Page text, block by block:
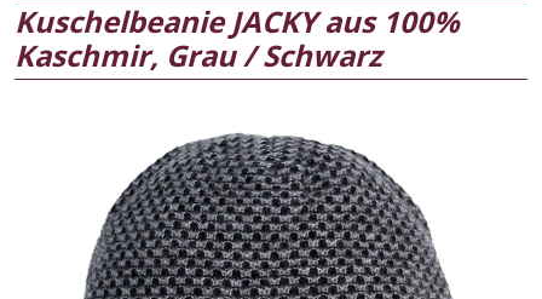
Kuschelbeanie JACKY aus 100%
Kaschmir, Grau / Schwarz